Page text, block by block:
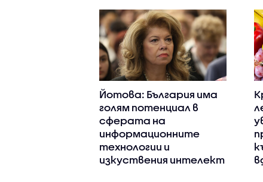
Йотова: България има
голям потенциал в
сферата на
информационните
технологии и
изкуствения интелект